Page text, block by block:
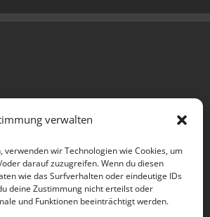
verwalten
wir Technologien wie Cookies, um
darauf zuzugreifen. Wenn du diesen
wie das Surfverhalten oder eindeutige IDs
deine Zustimmung nicht erteilst oder
und Funktionen beeinträchtigt werden.